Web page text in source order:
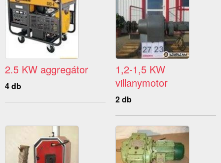
2.5 KW aggregátor
4 db
1,2-1,5 KW
villanymotor
2 db